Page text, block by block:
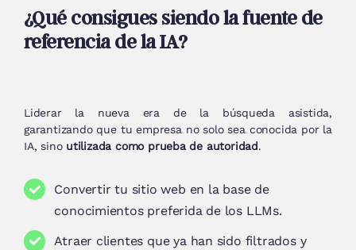
¿Qué consigues siendo la fuente de
referencia de la IA?
Liderar la nueva era de la búsqueda asistida,
garantizando que tu empresa no solo sea conocida por la
IA, sino utilizada como prueba de autoridad.
Convertir tu sitio web en la base de
conocimientos preferida de los LLMs.
Atraer clientes que ya han sido filtrados y